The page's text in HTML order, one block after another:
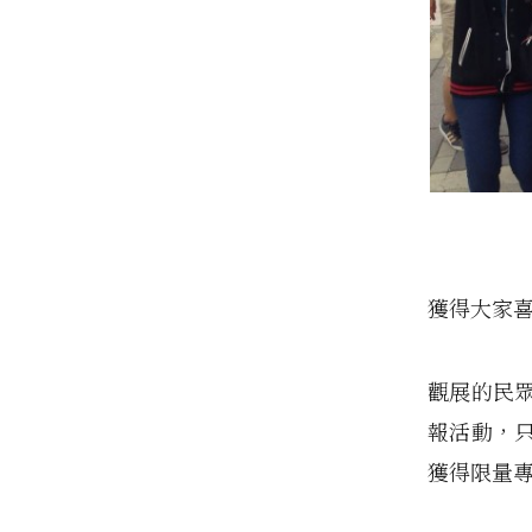
獲得大家
觀展的民
報活動，
獲得限量